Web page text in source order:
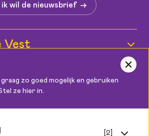
ik wil de nieuwsbrief
Vest
zo goed mogelijk en gebruiken
ze hier in.
[2]